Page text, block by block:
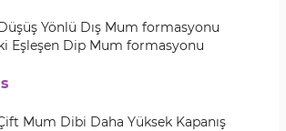
Yönlü Dış Mum formasyonu
Eşleşen Dip Mum formasyonu
Mum Dibi Daha Yüksek Kapanış